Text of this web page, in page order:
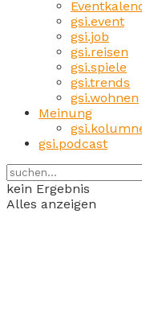
gsi.event
gsi.job
gsi.reisen
gsi.spiele
gsi.trends
gsi.wohnen
Meinung
gsi.podcast
kein Ergebnis
Alles anzeigen